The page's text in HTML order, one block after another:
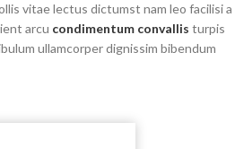
vitae lectus dictumst nam leo facilisi a
arcu condimentum convallis turpis
ullamcorper dignissim bibendum